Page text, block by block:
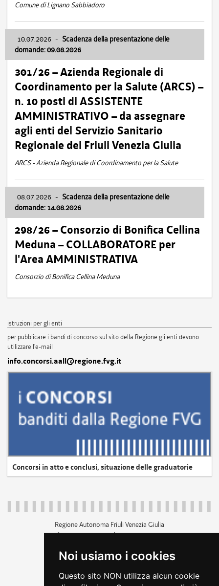
Noi usiamo i cookies
Questo sito NON utilizza alcun cookie
Comune di Lignano Sabbiadoro
10.07.2026 - Scadenza della presentazione delle
domande: 09.08.2026
301/26 – Azienda Regionale di
Coordinamento per la Salute (ARCS) –
n. 10 posti di ASSISTENTE
AMMINISTRATIVO – da assegnare
agli enti del Servizio Sanitario
Regionale del Friuli Venezia Giulia
ARCS - Azienda Regionale di Coordinamento per la Salute
08.07.2026 - Scadenza della presentazione delle
domande: 14.08.2026
298/26 – Consorzio di Bonifica Cellina
Meduna – COLLABORATORE per
l'Area AMMINISTRATIVA
Consorzio di Bonifica Cellina Meduna
istruzioni per gli enti
per pubblicare i bandi di concorso sul sito della Regione gli enti devono
utilizzare l'e-mail
info.concorsi.aall@regione.fvg.it
Concorsi in atto e conclusi, situazione delle graduatorie
Regione Autonoma Friuli Venezia Giulia
c.f. 80014930327; p.iva 00526040324
+39 040 3771111